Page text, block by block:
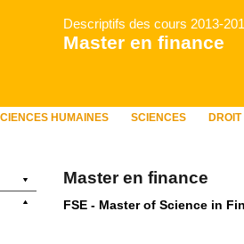
Descriptifs des cours 2013-
Master en finance
HUMAINES SCIENCES DROIT
Master en finance